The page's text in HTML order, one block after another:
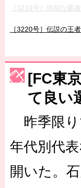
［3219号］特別な覇
［3220号］伝説の王
［3230号］世界一へ
［3223号］一丸。日
［3222号］史上最大
長谷川 アーリアジャ
[FC東
て良い
昨季限り
年代別代
開いた。